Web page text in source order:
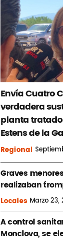
Envía Cuatro
verdadera
planta
Estens de la
Regional
Graves
realizaban
Locales Marzo23,
A control
Monclova, se